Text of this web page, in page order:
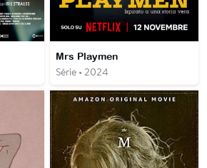
Mrs Playmen
Série • 2024